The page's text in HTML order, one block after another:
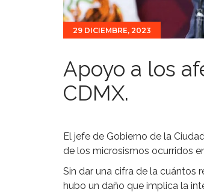
29 DICIEMBRE, 2023
Apoyo a los
CDMX.
El jefe de Gobierno de la
de los microsismos ocurridos
Sin dar una cifra de la cuántos
hubo un daño que implica la